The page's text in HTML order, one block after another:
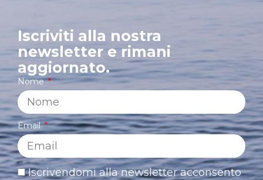
Iscriviti alla nostra
newsletter e rimani
aggiornato.
Nome
Email
Iscrivendomi alla newsletter acconsento